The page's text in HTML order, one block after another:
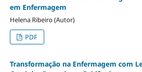
em Enfermagem
Helena Ribeiro (Autor)
PDF
Transformação na Enfermagem com